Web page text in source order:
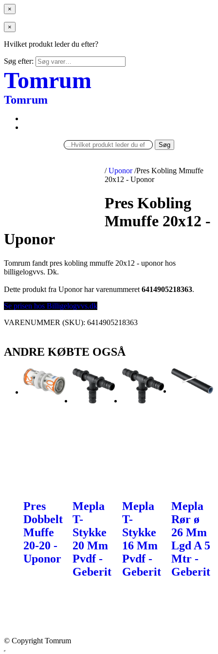
×
×
Hvilket produkt leder du efter?
Søg efter:
Tomrum
Tomrum
Søg
/ Uponor /Pres Kobling Mmuffe
20x12 - Uponor
Pres Kobling
Mmuffe 20x12 -
Uponor
Tomrum fandt pres kobling mmuffe 20x12 - uponor hos
billigelogvvs. Dk.
Dette produkt fra Uponor har varenummeret 6414905218363.
Se prisen hos Billigelogvvs.dk
VARENUMMER (SKU): 6414905218363
ANDRE KØBTE OGSÅ
Pres
Dobbelt
Muffe
20-20 -
Uponor
Mepla
T-
Stykke
20 Mm
Pvdf -
Geberit
Mepla
T-
Stykke
16 Mm
Pvdf -
Geberit
Mepla
Rør ø
26 Mm
Lgd A 5
Mtr -
Geberit
© Copyright Tomrum